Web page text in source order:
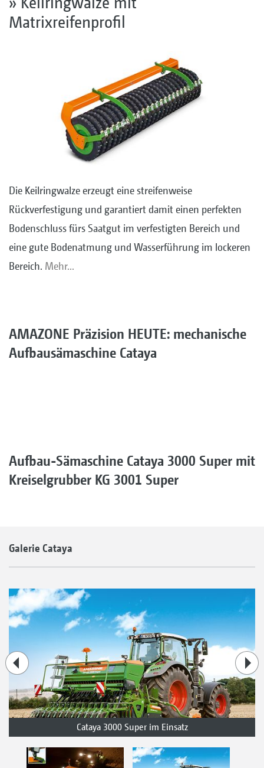
Matrixreifenprofil
Die Keilringwalze erzeugt eine streifenweise
Rückverfestigung und garantiert damit einen perfekten
Bodenschluss fürs Saatgut im verfestigten Bereich und
eine gute Bodenatmung und Wasserführung im lockeren
Bereich. Mehr...
AMAZONE Präzision HEUTE: mechanische
Aufbausämaschine Cataya
Aufbau-Sämaschine Cataya 3000 Super mit
Kreiselgrubber KG 3001 Super
Galerie Cataya
Cataya 3000 Super im Einsatz